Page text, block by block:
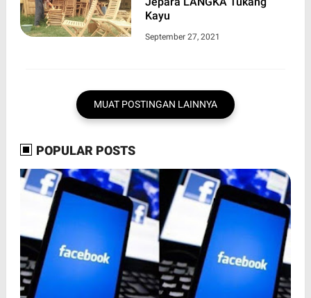
Kayu
September 27, 2021
MUAT POSTINGAN LAINNYA
POPULAR POSTS